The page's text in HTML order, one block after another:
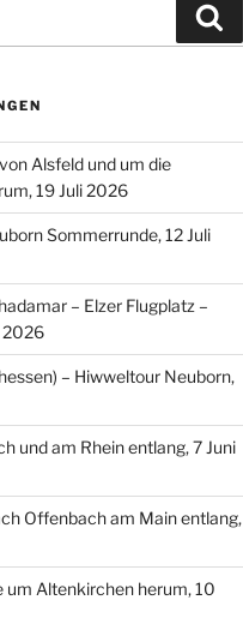
Alsfeld und um die
19 Juli 2026
Sommerrunde, 12 Juli
– Elzer Flugplatz –
2026
– Hiwweltour Neuborn,
und am Rhein entlang, 7 Juni
Offenbach am Main entlang,
um Altenkirchen herum, 10